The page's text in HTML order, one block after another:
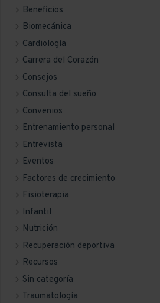
Beneficios
Biomecánica
Cardiología
Carrera del Corazón
Consejos
Consulta del sueño
Convenios
Entrenamiento personal
Entrevista
Eventos
Factores de crecimiento
Fisioterapia
Infantil
Nutrición
Recuperación deportiva
Recursos
Sin categoría
Traumatología